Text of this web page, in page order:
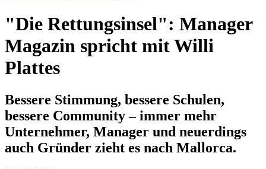
"Die Rettungsinsel": Manager
Magazin spricht mit Willi
Plattes
Bessere Stimmung, bessere Schulen,
bessere Community – immer mehr
Unternehmer, Manager und neuerdings
auch Gründer zieht es nach Mallorca.